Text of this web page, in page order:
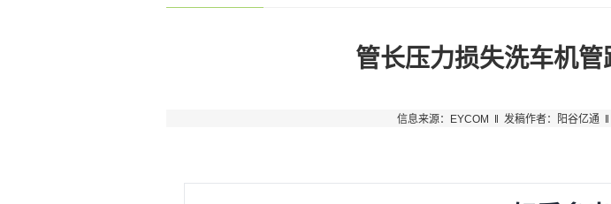
管长压力损失洗车机管
信息来源：EYCOM ‖ 发稿作者：阳谷亿通